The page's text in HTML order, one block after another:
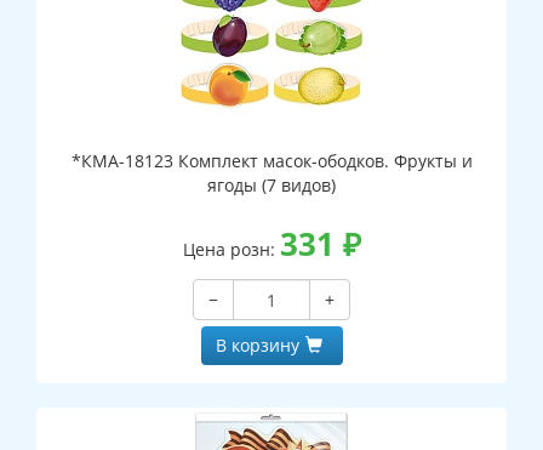
*КМА-18123 Комплект масок-ободков. Фрукты и
ягоды (7 видов)
Цена розн: 331 ₽
−
+
В корзину